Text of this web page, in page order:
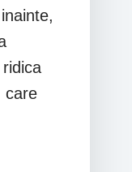
care